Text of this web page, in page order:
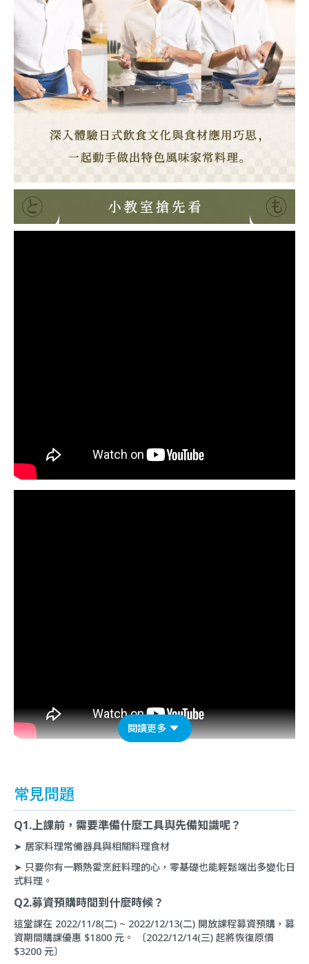
閱讀更多
常見問題
Q1.上課前，需要準備什麼工具與先備知識呢？
➤ 居家料理常備器具與相關料理食材
➤ 只要你有一顆熱愛烹飪料理的心，零基礎也能輕鬆端出多變化日
式料理。
Q2.募資預購時間到什麼時候？
這堂課在 2022/11/8(二) ~ 2022/12/13(二) 開放課程募資預購，募
資期間購課優惠 $1800 元。 〔2022/12/14(三) 起將恢復原價
$3200 元〕